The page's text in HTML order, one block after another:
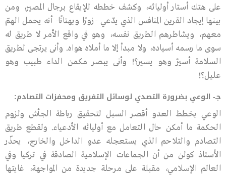
على هتك أستار أوليائه، وكشف خططه للإيقاع برجال المصير، ومن
بينها إيجاد القرين المنافس الذي يدّعي -زورًا وبهتانًا- أنه يحمل الهمّ
معهم، ويشاطرهم الطريق نفسه، وهو في واقع الأمر لا طريق له
سوى ما رسمه أسياده، ولا مبدأ إلا ما أملاه هواه. وأنى يرتجى لطريق
السلامة أسيرٌ وهو يسير؟! وأنى يبصر مكمن الداء طبيب وهو
عليل؟!
جـ- الوعي بضرورة التصدي لوسائل التفريق ومحفزات التصادم:
الوعي بخطط العدو أقصر السبل لتحقيق رباطة الجأش ولزوم
الحكمة ما أمكن حال التعامل مع أوليائه الأدعياء. ولقطع طريق
التصادم والتلاحم الذي يستعجله عدو الداخل والخارج، يحذّر
الأستاذ كولن من أن الجماعات الإسلامية الصادقة في تركيا وفي
العالم الإسلامي، مقبلة على مرحلة جديدة من المواجهة، غايتها